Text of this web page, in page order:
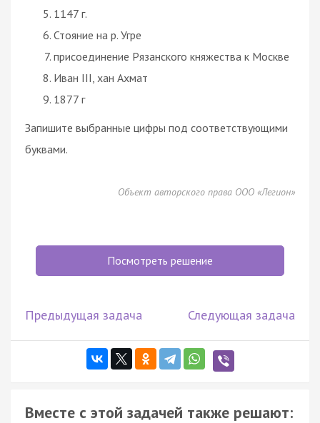
1147 г.
Стояние на р. Угре
присоединение Рязанского княжества к Москве
Иван III, хан Ахмат
1877 г
Запишите выбранные цифры под соответствующими
буквами.
Объект авторского права ООО «Легион»
Посмотреть решение
Предыдущая задача Следующая задача
Вместе с этой задачей также решают: